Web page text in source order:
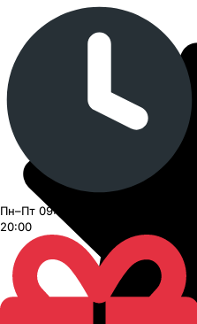
Пн–Пт 09:00–21:00, Сб–Вс 09:00–
20:00